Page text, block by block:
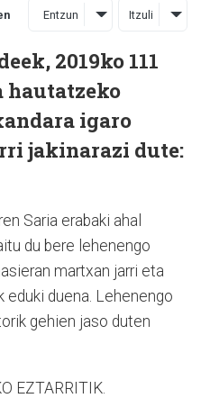
Entzun Itzuli
2019ko 111
hautatzeko
igaro
jakinarazi dute:
Saria erabaki ahal
du bere lehenengo
martxan jarri eta
eduki duena. Lehenengo
gehien jaso duten
EZTARRITIK.